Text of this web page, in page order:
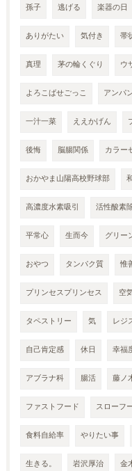
孫子 逃げる 楽器の日
ありがたい 気付き 帯
真理 茅の輪くぐり ウ
よろこばせごっこ アンパ
一汁一菜 ええかげん
後悔 脳腸関係 カラー
おかやま山陽高校野球部
高濃度水素吸引 活性酸素
平常心 生而今 グリー
おやつ タンパク質 惟
プリンセスプリンセス 空
タペストリー 気 レジ
自己肯定感 休日 幸福
アブラナ科 腸活 藤ノ
ファストフード スローフ
食料自給率 やりたい事
生きる。 岩沢厚治 金